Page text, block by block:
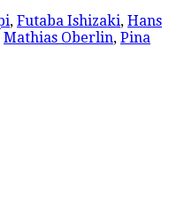
, Futaba Ishizaki, Hans
Mathias Oberlin, Pina